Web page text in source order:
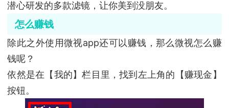
潜心研发的多款滤镜，让你美到没朋友。
怎么赚钱
除此之外使用微视app还可以赚钱，那么微视怎么赚
钱呢？
依然是在【我的】栏目里，找到左上角的【赚现金】
按钮。